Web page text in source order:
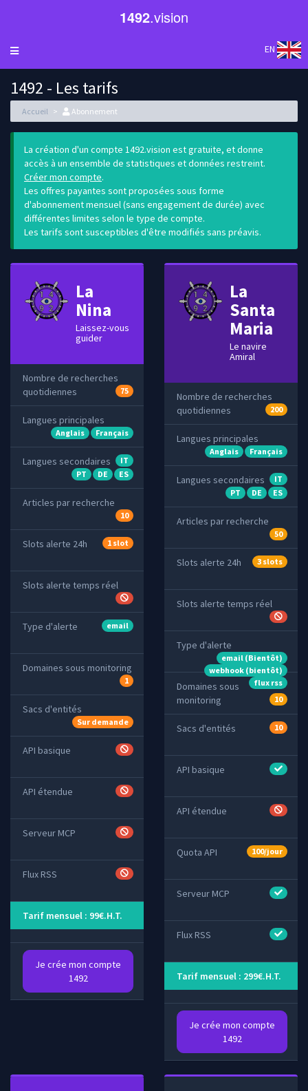
1492.vision
EN
1492 - Les tarifs
Accueil Abonnement
La création d'un compte 1492.vision est gratuite, et donne
accès à un ensemble de statistiques et données restreint.
Créer mon compte.
Les offres payantes sont proposées sous forme
d'abonnement mensuel (sans engagement de durée) avec
différentes limites selon le type de compte.
Les tarifs sont susceptibles d'être modifiés sans préavis.
La
Nina
Laissez-vous
guider
Nombre de recherches
quotidiennes
75
Langues principales
Français
Anglais
Langues secondaires
IT
ES
DE
PT
Articles par recherche
10
Slots alerte 24h 1 slot
Slots alerte temps réel
Type d'alerte email
Domaines sous monitoring
1
Sacs d'entités
Sur demande
API basique
API étendue
Serveur MCP
Flux RSS
Tarif mensuel : 99€.H.T.
Je crée mon compte
1492
La
Santa
Maria
Le navire
Amiral
Nombre de recherches
quotidiennes
200
Langues principales
Français
Anglais
Langues secondaires
IT
ES
DE
PT
Articles par recherche
50
Slots alerte 24h 3 slots
Slots alerte temps réel
Type d'alerte
email (Bientôt)
webhook (bientôt)
flux rss
Domaines sous
monitoring
10
Sacs d'entités 10
API basique
API étendue
Quota API 100/jour
Serveur MCP
Flux RSS
Tarif mensuel : 299€.H.T.
Je crée mon compte
1492